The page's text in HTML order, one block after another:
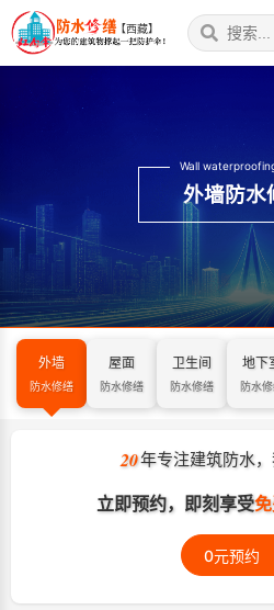
【西藏】
外墙防水
Wall
外墙
防水修缮
屋面
防水修缮
卫生间
防水修缮
地下
防水
20年专注建筑防水，
立即预约，即刻享受
0元预约